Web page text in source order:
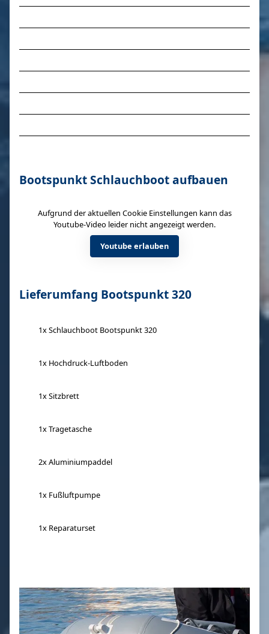
Bootspunkt Schlauchboot aufbauen
Aufgrund der aktuellen Cookie Einstellungen kann das
Youtube-Video leider nicht angezeigt werden.
Youtube erlauben
Lieferumfang Bootspunkt 320
1x Schlauchboot Bootspunkt 320
1x Hochdruck-Luftboden
1x Sitzbrett
1x Tragetasche
2x Aluminiumpaddel
1x Fußluftpumpe
1x Reparaturset